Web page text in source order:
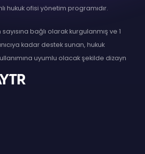
hukuk ofisi yönetim programıdır.
bağlı olarak kurgulanmış ve 1
kadar destek sunan, hukuk
uyumlu olacak şekilde dizayn